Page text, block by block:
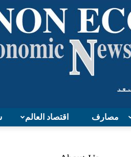
اقتصاد العالم مصارف